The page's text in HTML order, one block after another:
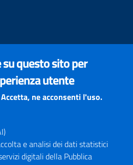
questo sito per
utente
ne acconsenti l'uso.
e analisi dei dati statistici
digitali della Pubblica